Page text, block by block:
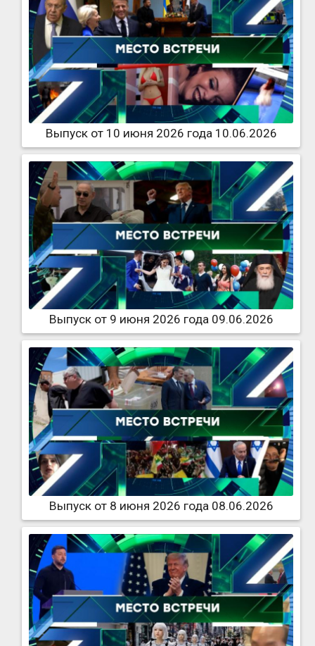
Выпуск от 10 июня 2026 года 10.06.2026
Выпуск от 9 июня 2026 года 09.06.2026
Выпуск от 8 июня 2026 года 08.06.2026